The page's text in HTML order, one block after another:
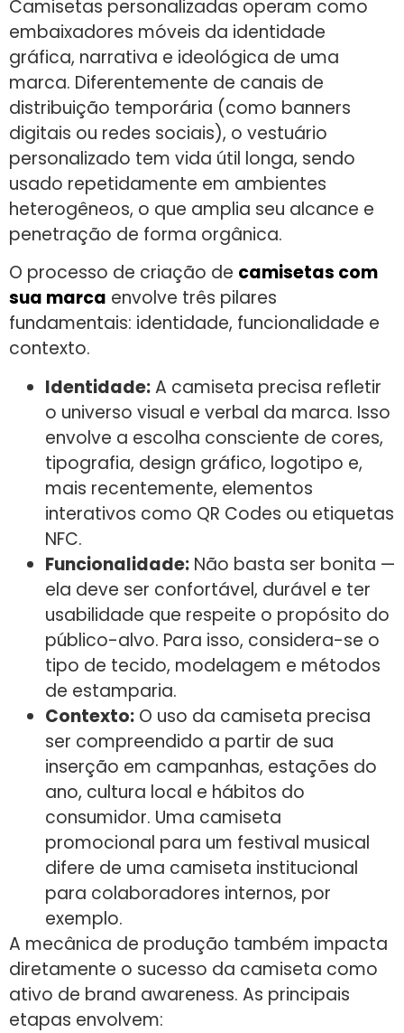
Camisetas personalizadas operam como
embaixadores móveis da identidade
gráfica, narrativa e ideológica de uma
marca. Diferentemente de canais de
distribuição temporária (como banners
digitais ou redes sociais), o vestuário
personalizado tem vida útil longa, sendo
usado repetidamente em ambientes
heterogêneos, o que amplia seu alcance e
penetração de forma orgânica.
O processo de criação de camisetas com
sua marca envolve três pilares
fundamentais: identidade, funcionalidade e
contexto.
Identidade:A camiseta precisa refletir
o universo visual e verbal da marca. Isso
envolve a escolha consciente de cores,
tipografia, design gráfico, logotipo e,
mais recentemente, elementos
interativos como QR Codes ou etiquetas
NFC.
Funcionalidade: Não basta ser bonita —
ela deve ser confortável, durável e ter
usabilidade que respeite o propósito do
público-alvo. Para isso, considera-se o
tipo de tecido, modelagem e métodos
de estamparia.
Contexto: O uso da camiseta precisa
ser compreendido a partir de sua
inserção em campanhas, estações do
ano, cultura local e hábitos do
consumidor. Uma camiseta
promocional para um festival musical
difere de uma camiseta institucional
para colaboradores internos, por
exemplo.
A mecânica de produção também impacta
diretamente o sucesso da camiseta como
ativo de brand awareness. As principais
etapas envolvem: